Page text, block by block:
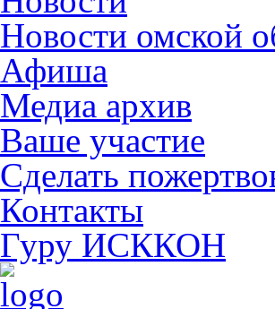
Новости омской
Афиша
Медиа архив
Ваше участие
Сделать
Контакты
Гуру ИСККОН